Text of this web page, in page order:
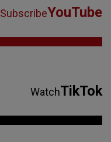
SubscribeYouTube
WatchTikTok